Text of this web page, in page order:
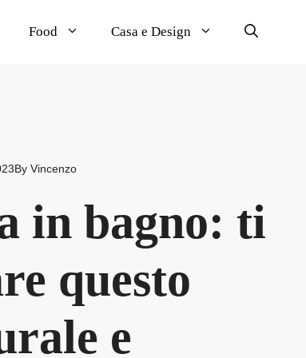
Food Casa e Design
By Vincenzo
in bagno: ti
questo
e